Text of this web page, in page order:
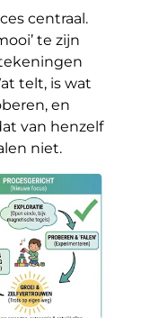
centraal.
te zijn
telt, is wat
en
van henzelf
niet.